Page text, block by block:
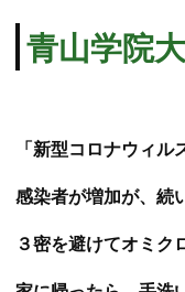
青山学院大
「新型コロナウィル
感染者が増加が、続
３密を避けてオミク